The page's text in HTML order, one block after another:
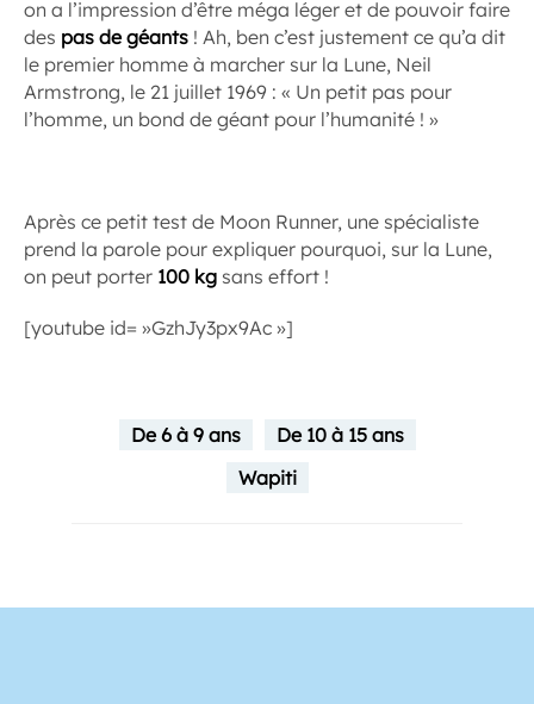
on a l’impression d’être méga léger et de pouvoir faire
des pas de géants ! Ah, ben c’est justement ce qu’a dit
le premier homme à marcher sur la Lune, Neil
Armstrong, le 21 juillet 1969 : « Un petit pas pour
l’homme, un bond de géant pour l’humanité ! »
Après ce petit test de Moon Runner, une spécialiste
prend la parole pour expliquer pourquoi, sur la Lune,
on peut porter 100 kg sans effort !
[youtube id= »GzhJy3px9Ac »]
De 6 à 9 ans
De 10 à 15 ans
Wapiti